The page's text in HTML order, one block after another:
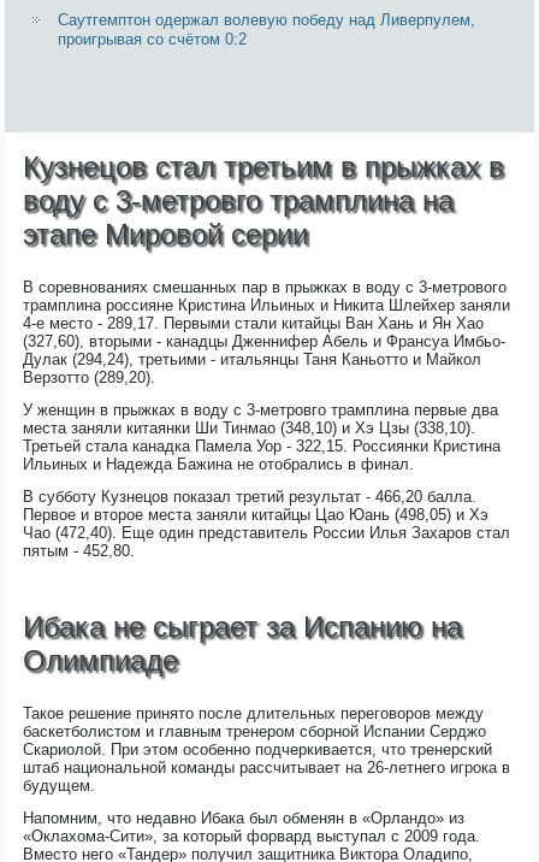
Саутгемптон одержал волевую победу над Ливерпулем,
проигрывая со счётом 0:2
Кузнецов стал третьим в прыжках в
воду с 3-метровго трамплина на
этапе Мировой серии
В соревнованиях смешанных пар в прыжках в воду с 3-метрового
трамплина россияне Кристина Ильиных и Никита Шлейхер заняли
4-е место - 289,17. Первыми стали китайцы Ван Хань и Ян Хао
(327,60), вторыми - канадцы Дженнифер Абель и Франсуа Имбьо-
Дулак (294,24), третьими - итальянцы Таня Каньотто и Майкол
Верзотто (289,20).
У женщин в прыжках в воду с 3-метровго трамплина первые два
места заняли китаянки Ши Тинмао (348,10) и Хэ Цзы (338,10).
Третьей стала канадка Памела Уор - 322,15. Россиянки Кристина
Ильиных и Надежда Бажина не отобрались в финал.
В субботу Кузнецов показал третий результат - 466,20 балла.
Первое и второе места заняли китайцы Цао Юань (498,05) и Хэ
Чао (472,40). Еще один представитель России Илья Захаров стал
пятым - 452,80.
Ибака не сыграет за Испанию на
Олимпиаде
Такое решение принято после длительных переговоров между
баскетболистом и главным тренером сборной Испании Серджо
Скариолой. При этом особенно подчеркивается, что тренерский
штаб национальной команды рассчитывает на 26-летнего игрока в
будущем.
Напомним, что недавно Ибака был обменян в «Орландо» из
«Оклахома-Сити», за который форвард выступал с 2009 года.
Вместо него «Тандер» получил защитника Виктора Оладипо,